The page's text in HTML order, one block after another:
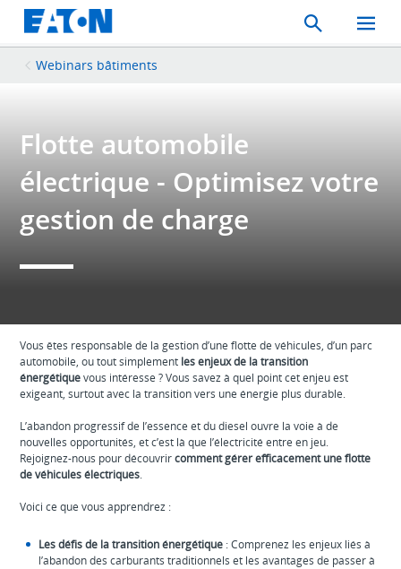
Search
Toggle
Mobile
Webinars bâtiments
Flotte automobile
électrique - Optimisez votre
gestion de charge
Vous êtes responsable de la gestion d’une flotte de véhicules, d’un parc
automobile, ou tout simplement les enjeux de la transition
énergétiquevous intéresse ? Vous savez à quel point cet enjeu est
exigeant, surtout avec la transition vers une énergie plus durable.
L’abandon progressif de l’essence et du diesel ouvre la voie à de
nouvelles opportunités, et c’est là que l’électricité entre en jeu.
Rejoignez-nous pour découvrircomment gérer efficacement une flotte
de véhicules électriques.
Voici ce que vous apprendrez :
Les défis de la transition énergétique : Comprenez les enjeux liés à
l’abandon des carburants traditionnels et les avantages de passer à